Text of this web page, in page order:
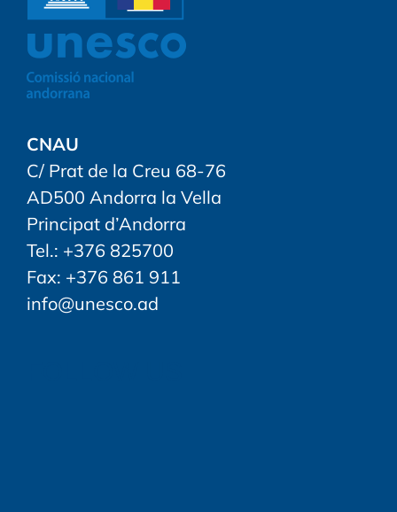
CNAU
C/ Prat de la Creu 68-76
AD500 Andorra la Vella
Principat d’Andorra
Tel.: +376 825700
Fax: +376 861 911
info@unesco.ad